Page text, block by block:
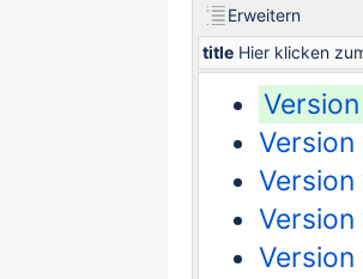
Erweitern
title Hier klicken
Version
Version